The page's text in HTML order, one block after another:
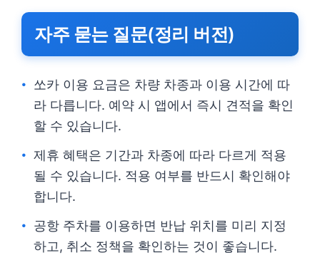
자주 묻는 질문(정리 버전)
쏘카 이용 요금은 차량 차종과 이용 시간에 따
라 다릅니다. 예약 시 앱에서 즉시 견적을 확인
할 수 있습니다.
제휴 혜택은 기간과 차종에 따라 다르게 적용
될 수 있습니다. 적용 여부를 반드시 확인해야
합니다.
공항 주차를 이용하면 반납 위치를 미리 지정
하고, 취소 정책을 확인하는 것이 좋습니다.